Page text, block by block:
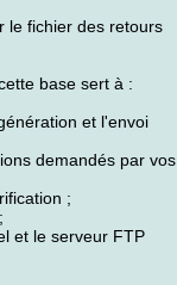
le fichier des retours
base sert à :
et l'envoi
demandés par vos
;
et le serveur FTP